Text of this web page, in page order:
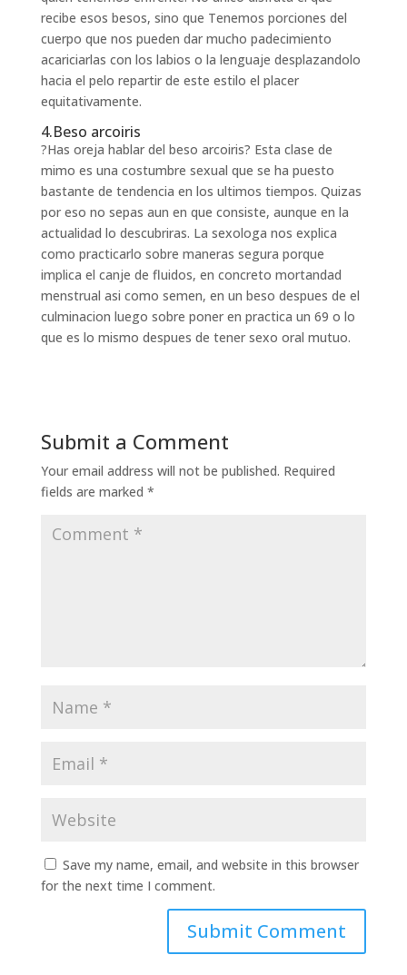
recibe esos besos, sino que Tenemos porciones del
cuerpo que nos pueden dar mucho padecimiento
acariciarlas con los labios o la lenguaje desplazandolo
hacia el pelo repartir de este estilo el placer
equitativamente.
4.Beso arcoiris
?Has oreja hablar del beso arcoiris? Esta clase de
mimo es una costumbre sexual que se ha puesto
bastante de tendencia en los ultimos tiempos. Quizas
por eso no sepas aun en que consiste, aunque en la
actualidad lo descubriras. La sexologa nos explica
como practicarlo sobre maneras segura porque
implica el canje de fluidos, en concreto mortandad
menstrual asi­ como semen, en un beso despues de el
culminacion luego sobre poner en practica un 69 o lo
que es lo mismo despues de tener sexo oral mutuo.
Submit a Comment
Your email address will not be published. Required
fields are marked *
Save my name, email, and website in this browser
for the next time I comment.